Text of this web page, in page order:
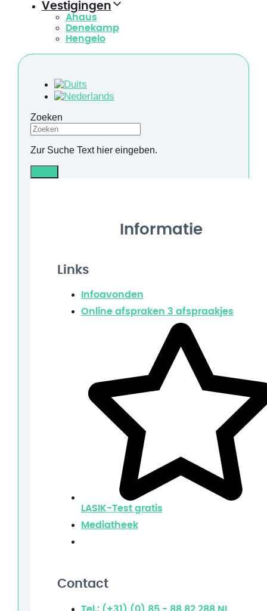
Vestigingen
Ahaus
Denekamp
Hengelo
Zoeken
Zur Suche Text hier eingeben.
Informatie
Links
Infoavonden
Online afspraken 3 afspraakjes
LASIK-Test gratis
Mediatheek
Contact